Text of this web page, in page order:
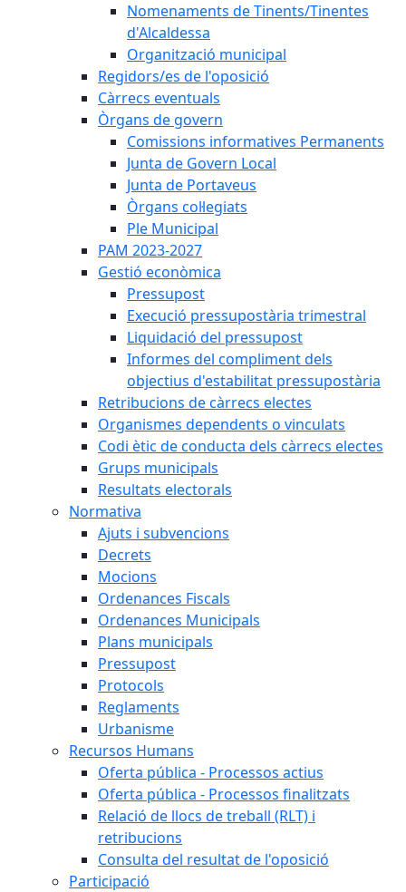
Nomenaments de Tinents/Tinentes
d'Alcaldessa
Organització municipal
Regidors/es de l'oposició
Càrrecs eventuals
Òrgans de govern
Comissions informatives Permanents
Junta de Govern Local
Junta de Portaveus
Òrgans col·legiats
Ple Municipal
PAM 2023-2027
Gestió econòmica
Pressupost
Execució pressupostària trimestral
Liquidació del pressupost
Informes del compliment dels
objectius d'estabilitat pressupostària
Retribucions de càrrecs electes
Organismes dependents o vinculats
Codi ètic de conducta dels càrrecs electes
Grups municipals
Resultats electorals
Normativa
Ajuts i subvencions
Decrets
Mocions
Ordenances Fiscals
Ordenances Municipals
Plans municipals
Pressupost
Protocols
Reglaments
Urbanisme
Recursos Humans
Oferta pública - Processos actius
Oferta pública - Processos finalitzats
Relació de llocs de treball (RLT) i
retribucions
Consulta del resultat de l'oposició
Participació